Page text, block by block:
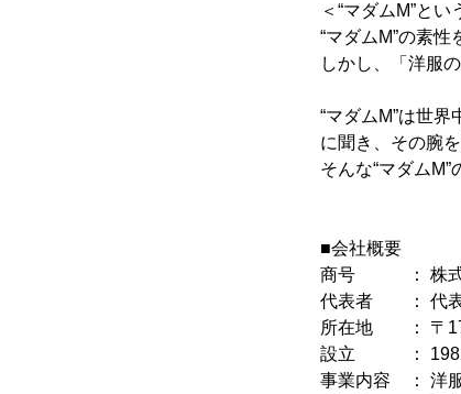
＜“マダムM”と
“マダムM”の素性
しかし、「洋服
“マダムM”は世
に聞き、その腕
そんな“マダム
■会社概要
商号 ： 株式
代表者 ： 代
所在地 ： 〒
設立 ： 1981
事業内容 ： 洋